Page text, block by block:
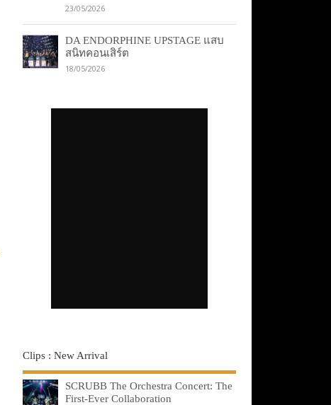
23/05/2026
DA ENDORPHINE UPSTAGE แสบ
สนิทคอนเสิร์ต
18/05/2026
Clips : New Arrival
SCRUBB The Orchestra Concert: The
First-Ever Collaboration